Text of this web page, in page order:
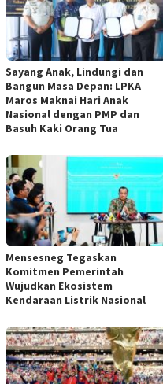
Sayang Anak, Lindungi dan
Bangun Masa Depan: LPKA
Maros Maknai Hari Anak
Nasional dengan PMP dan
Basuh Kaki Orang Tua
Mensesneg Tegaskan
Komitmen Pemerintah
Wujudkan Ekosistem
Kendaraan Listrik Nasional